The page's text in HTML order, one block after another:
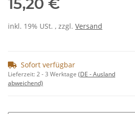
inkl. 19% USt. , zzgl. Versand
Sofort verfügbar
Lieferzeit:2 - 3 Werktage (DE - Ausland
abweichend)